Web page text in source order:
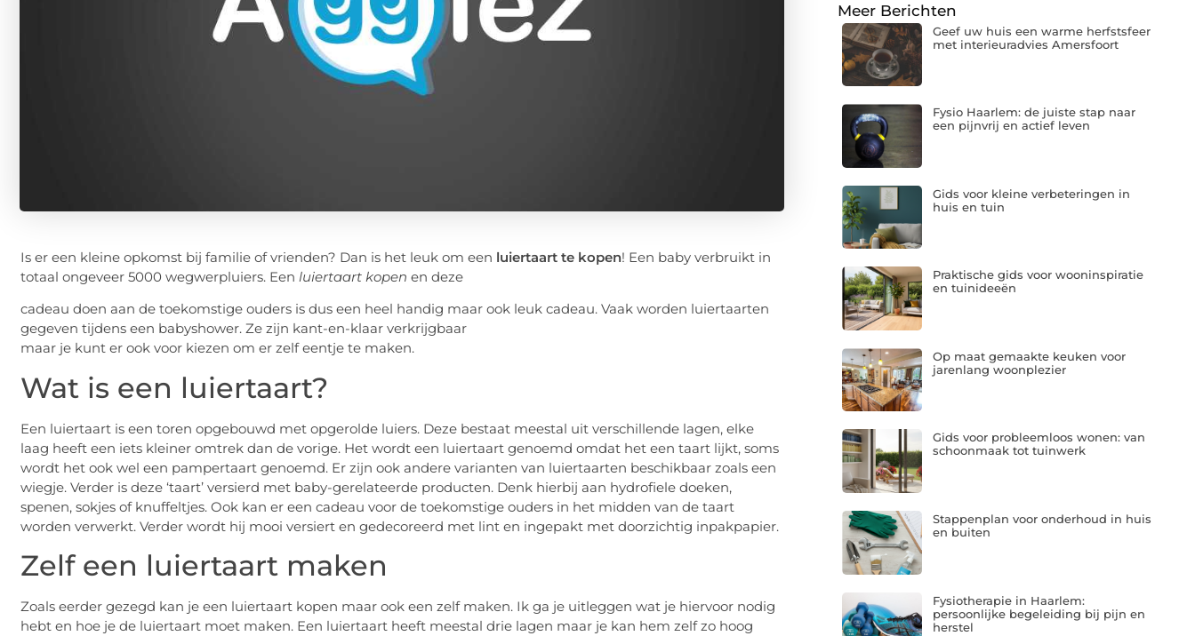
Is er een kleine opkomst bij familie of vrienden? Dan is het leuk om een luiertaart te kopen! Een baby verbruikt in
totaal ongeveer 5000 wegwerpluiers. Een luiertaart kopen en deze
cadeau doen aan de toekomstige ouders is dus een heel handig maar ook leuk cadeau. Vaak worden luiertaarten
gegeven tijdens een babyshower. Ze zijn kant-en-klaar verkrijgbaar
maar je kunt er ook voor kiezen om er zelf eentje te maken.
Wat is een luiertaart?
Een luiertaart is een toren opgebouwd met opgerolde luiers. Deze bestaat meestal uit verschillende lagen, elke
laag heeft een iets kleiner omtrek dan de vorige. Het wordt een luiertaart genoemd omdat het een taart lijkt, soms
wordt het ook wel een pampertaart genoemd. Er zijn ook andere varianten van luiertaarten beschikbaar zoals een
wiegje. Verder is deze ‘taart’ versierd met baby-gerelateerde producten. Denk hierbij aan hydrofiele doeken,
spenen, sokjes of knuffeltjes. Ook kan er een cadeau voor de toekomstige ouders in het midden van de taart
worden verwerkt. Verder wordt hij mooi versiert en gedecoreerd met lint en ingepakt met doorzichtig inpakpapier.
Zelf een luiertaart maken
Zoals eerder gezegd kan je een luiertaart kopen maar ook een zelf maken. Ik ga je uitleggen wat je hiervoor nodig
hebt en hoe je de luiertaart moet maken. Een luiertaart heeft meestal drie lagen maar je kan hem zelf zo hoog
Meer Berichten
Geef uw huis een warme herfstsfeer
met interieuradvies Amersfoort
Fysio Haarlem: de juiste stap naar
een pijnvrij en actief leven
Gids voor kleine verbeteringen in
huis en tuin
Praktische gids voor wooninspiratie
en tuinideeën
Op maat gemaakte keuken voor
jarenlang woonplezier
Gids voor probleemloos wonen: van
schoonmaak tot tuinwerk
Stappenplan voor onderhoud in huis
en buiten
Fysiotherapie in Haarlem:
persoonlijke begeleiding bij pijn en
herstel